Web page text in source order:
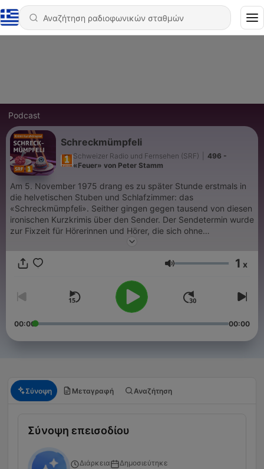
Podcast
Schreckmümpfeli
Schweizer Radio und Fernsehen (SRF)
496 -
«Feuer» von Peter Stamm
Am 5. November 1975 drang es zu später Stunde erstmals in
die helvetischen Stuben und Schlafzimmer: das
«Schreckmümpfeli». Seither gingen gegen tausend von diesen
ironischen Kurzkrimis über den Sender. Der Sendetermin wurde
zur Fixzeit für Hörerinnen und Hörer, die sich ohne
beschleunigten Puls und Kribbeln im Bauch nicht mehr unter
wurde bald Kult und ist bis heute lebendig und attraktiv
Ένταση 1 x
00:00 00:00
Σύνοψη Μεταγραφή Αναζήτηση
Σύνοψη επεισοδίου
Διάρκεια Δημοσιεύτηκε